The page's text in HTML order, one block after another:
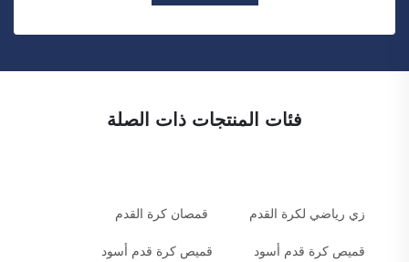
فئات المنتجات ذات الصلة
زي رياضي لكرة القدم قمصان كرة القدم
قميص كرة قدم أسود قميص كرة قدم أسود